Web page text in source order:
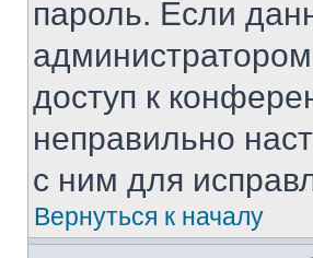
пароль. Если
доступ к
неправильно
с ним для
Вернуться к началу